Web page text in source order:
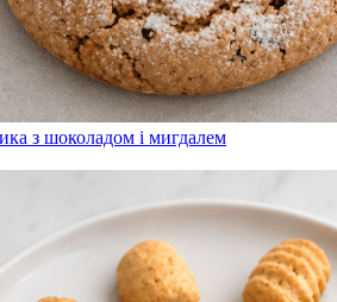
з шоколадом і мигдалем